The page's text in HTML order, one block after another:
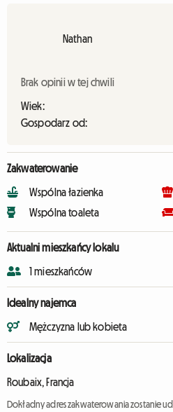
Nathan
Brak opinii w tej chwili
Wiek:
Gospodarz od:
Zakwaterowanie
Wspólna łazienka
Wspólna toaleta
Aktualni mieszkańcy lokalu
1 mieszkańców
Idealny najemca
Mężczyzna lub kobieta
Lokalizacja
Roubaix, Francja
Dokładny adres zakwaterowania zostanie